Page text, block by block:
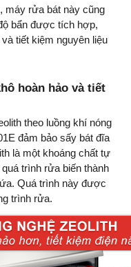
máy rửa bát này cũng
bẩn được tích hợp,
tiết kiệm nguyên liệu
hoàn hảo và tiết
theo luồng khí nóng
đảm bảo sấy bát đĩa
là một khoáng chất tự
trình rửa biến thành
Quá trình này được
trình rửa.